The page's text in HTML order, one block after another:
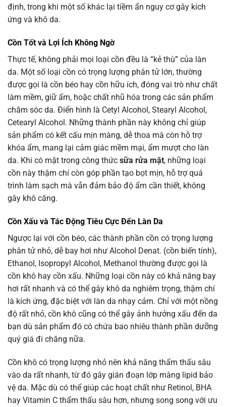
định, trong khi một số khác lại tiềm ẩn nguy cơ gây kích
ứng và khô da.
Cồn Tốt và Lợi Ích Không Ngờ
Thực tế, không phải mọi loại cồn đều là “kẻ thù” của làn
da. Một số loại cồn có trọng lượng phân tử lớn, thường
được gọi là cồn béo hay cồn hữu ích, đóng vai trò như chất
làm mềm, giữ ẩm, hoặc chất nhũ hóa trong các sản phẩm
chăm sóc da. Điển hình là Cetyl Alcohol, Stearyl Alcohol,
Cetearyl Alcohol. Những thành phần này không chỉ giúp
sản phẩm có kết cấu mịn màng, dễ thoa mà còn hỗ trợ
khóa ẩm, mang lại cảm giác mềm mại, ẩm mượt cho làn
da. Khi có mặt trong công thức sữa rửa mặt, những loại
cồn này thậm chí còn góp phần tạo bọt mịn, hỗ trợ quá
trình làm sạch mà vẫn đảm bảo độ ẩm cần thiết, không
gây khô căng.
Cồn Xấu và Tác Động Tiêu Cực Đến Làn Da
Ngược lại với cồn béo, các thành phần cồn có trọng lượng
phân tử nhỏ, dễ bay hơi như Alcohol Denat. (cồn biến tính),
Ethanol, Isopropyl Alcohol, Methanol thường được gọi là
cồn khô hay cồn xấu. Những loại cồn này có khả năng bay
hơi rất nhanh và có thể gây khô da nghiêm trọng, thậm chí
là kích ứng, đặc biệt với làn da nhạy cảm. Chỉ với một nồng
độ rất nhỏ, cồn khô cũng có thể gây ảnh hưởng xấu đến da
bạn dù sản phẩm đó có chứa bao nhiêu thành phần dưỡng
quý giá đi chăng nữa.
Cồn khô có trọng lượng nhỏ nên khả năng thẩm thấu sâu
vào da rất nhanh, từ đó gây gián đoạn lớp màng lipid bảo
vệ da. Mặc dù có thể giúp các hoạt chất như Retinol, BHA
hay Vitamin C thẩm thấu sâu hơn, nhưng song song với ưu